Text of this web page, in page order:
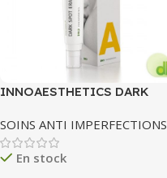
INNOAESTHETICS DARK
SOINS ANTI IMPERFECTIONS
En stock